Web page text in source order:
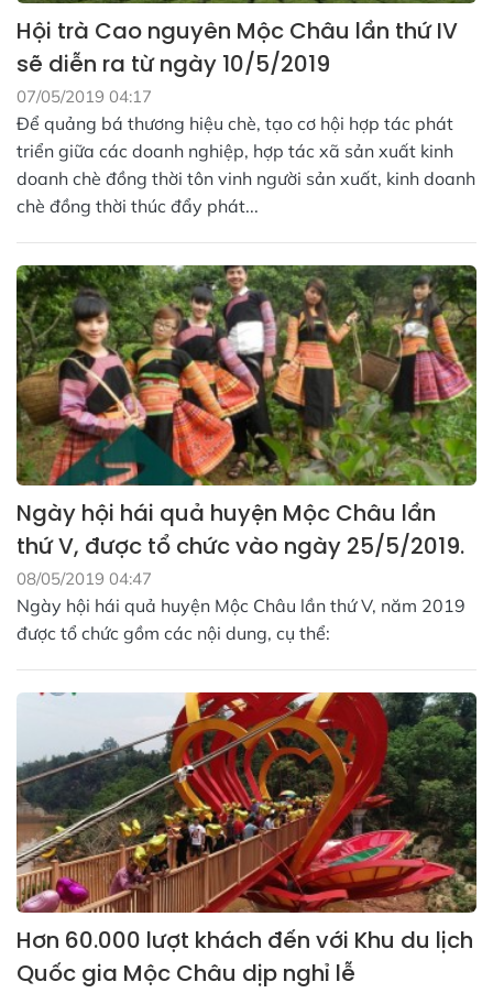
Hội trà Cao nguyên Mộc Châu lần thứ IV
sẽ diễn ra từ ngày 10/5/2019
07/05/2019 04:17
Để quảng bá thương hiệu chè, tạo cơ hội hợp tác phát
triển giữa các doanh nghiệp, hợp tác xã sản xuất kinh
doanh chè đồng thời tôn vinh người sản xuất, kinh doanh
chè đồng thời thúc đẩy phát...
Ngày hội hái quả huyện Mộc Châu lần
thứ V, được tổ chức vào ngày 25/5/2019.
08/05/2019 04:47
Ngày hội hái quả huyện Mộc Châu lần thứ V, năm 2019
được tổ chức gồm các nội dung, cụ thể:
Hơn 60.000 lượt khách đến với Khu du lịch
Quốc gia Mộc Châu dịp nghỉ lễ